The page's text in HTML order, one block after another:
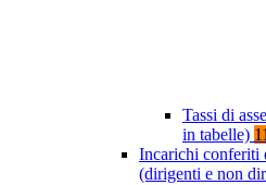
Tassi di
in tabelle) 11
Incarichi conferiti
(dirigenti e non